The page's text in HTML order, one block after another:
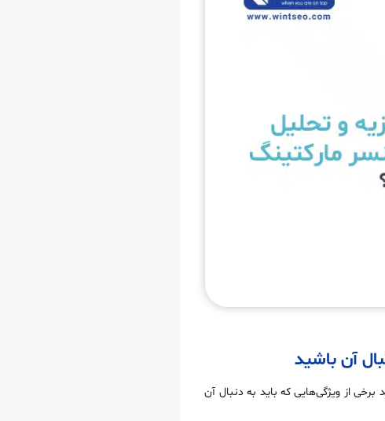
آن باشید
به بررسی دقیق ۱۴ ابزار برتر پرداخته‌ایم، بیایید برخی از ویژگی‌هایی که باید به دنبال آن